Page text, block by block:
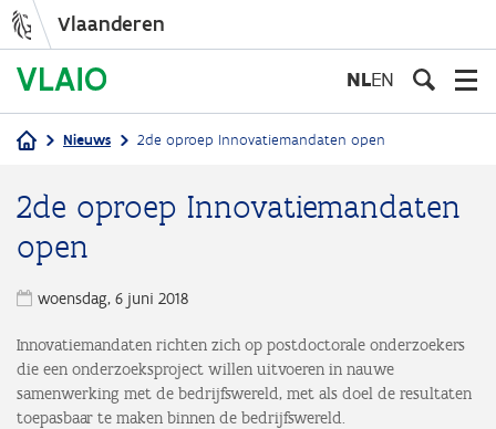
Vlaanderen
NLEN
Nieuws 2de oproep Innovatiemandaten open
2de oproep Innovatiemandaten
open
woensdag, 6 juni 2018
Innovatiemandaten richten zich op postdoctorale onderzoekers
die een onderzoeksproject willen uitvoeren in nauwe
samenwerking met de bedrijfswereld, met als doel de resultaten
toepasbaar te maken binnen de bedrijfswereld.